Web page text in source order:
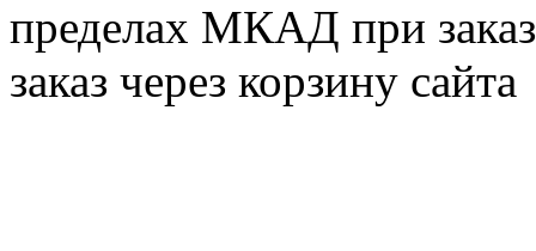
пределах МКАД при
заказ через корзину сайта